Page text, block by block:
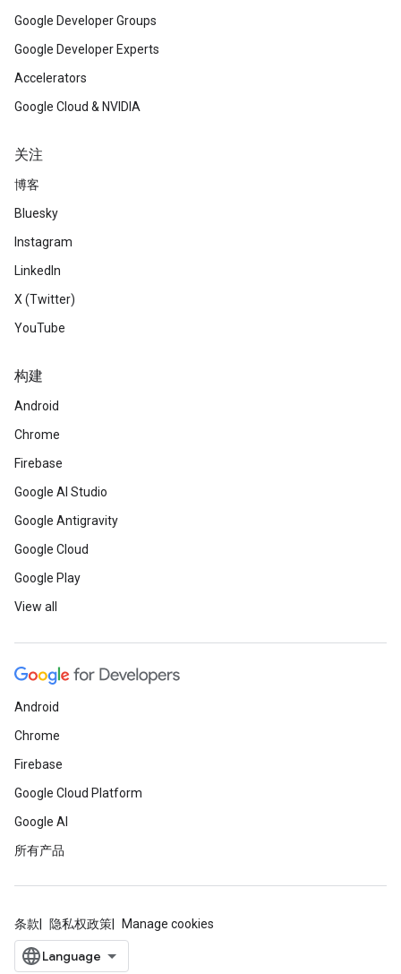
Google Developer Groups
Google Developer Experts
Accelerators
Google Cloud & NVIDIA
关注
博客
Bluesky
Instagram
LinkedIn
X (Twitter)
YouTube
构建
Android
Chrome
Firebase
Google AI Studio
Google Antigravity
Google Cloud
Google Play
View all
Android
Chrome
Firebase
Google Cloud Platform
Google AI
所有产品
条款 隐私权政策 Manage cookies